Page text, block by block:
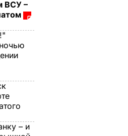
ВСУ –
– и